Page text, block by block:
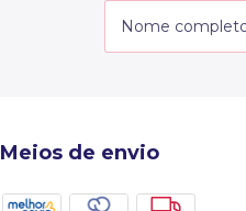
Meios de envio